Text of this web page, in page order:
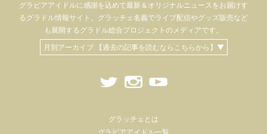
グラビアアイドルに感謝を込めて最新＆オリジナルニュースをお届けす
るグラドル情報サイト。 グラッチェ名義でライブ配信やグッズ販売など
も 展開するグラドル総合プロジェクトのメディアです。
月別アーカイブ 【過去の記事を読むならこちらから】▼
グラッチェとは
グラビアアイドル一覧